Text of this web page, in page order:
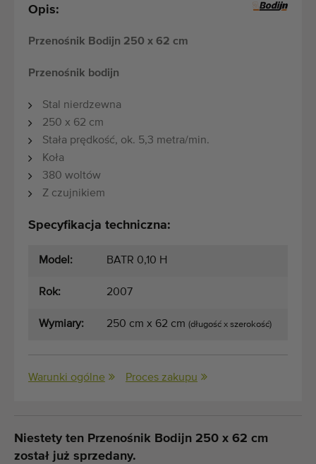
Opis:
Przenośnik Bodijn 250 x 62 cm
Przenośnik bodijn
Stal nierdzewna
250 x 62 cm
Stała prędkość, ok. 5,3 metra/min.
Koła
380 woltów
Z czujnikiem
Specyfikacja techniczna:
Model: BATR 0,10 H
Rok: 2007
Wymiary: 250 cm x 62 cm (długość x szerokość)
Warunki ogólne Proces zakupu
Niestety ten Przenośnik Bodijn 250 x 62 cm
został już sprzedany.